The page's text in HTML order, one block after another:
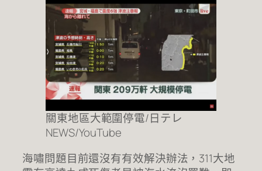
關東地區大範圍停電/日テレ
NEWS/YouTube
海嘯問題目前還沒有有效解決辦法，311大地